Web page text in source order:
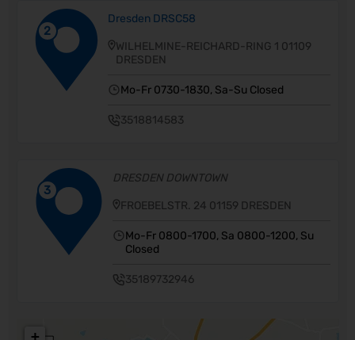
2
Dresden DRSC58
WILHELMINE-REICHARD-RING 1 01109
DRESDEN
Mo-Fr 0730-1830, Sa-Su Closed
3518814583
3
DRESDEN DOWNTOWN
FROEBELSTR. 24 01159 DRESDEN
Mo-Fr 0800-1700, Sa 0800-1200, Su
Closed
35189732946
+